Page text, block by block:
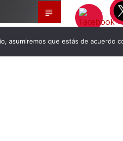
asumiremos que estás de acuerdo